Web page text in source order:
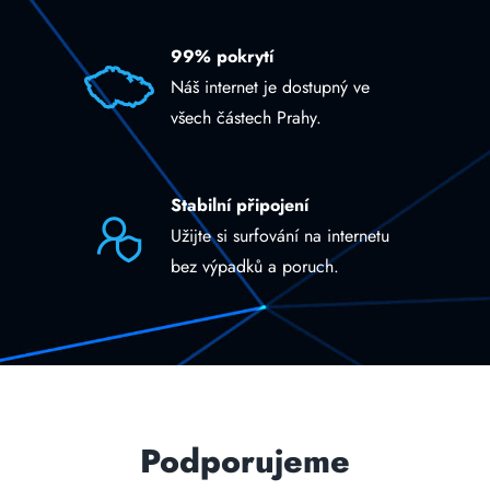
99% pokrytí
Náš internet je dostupný ve
všech částech Prahy.
Stabilní připojení
Užijte si surfování na internetu
bez výpadků a poruch.
Podporujeme